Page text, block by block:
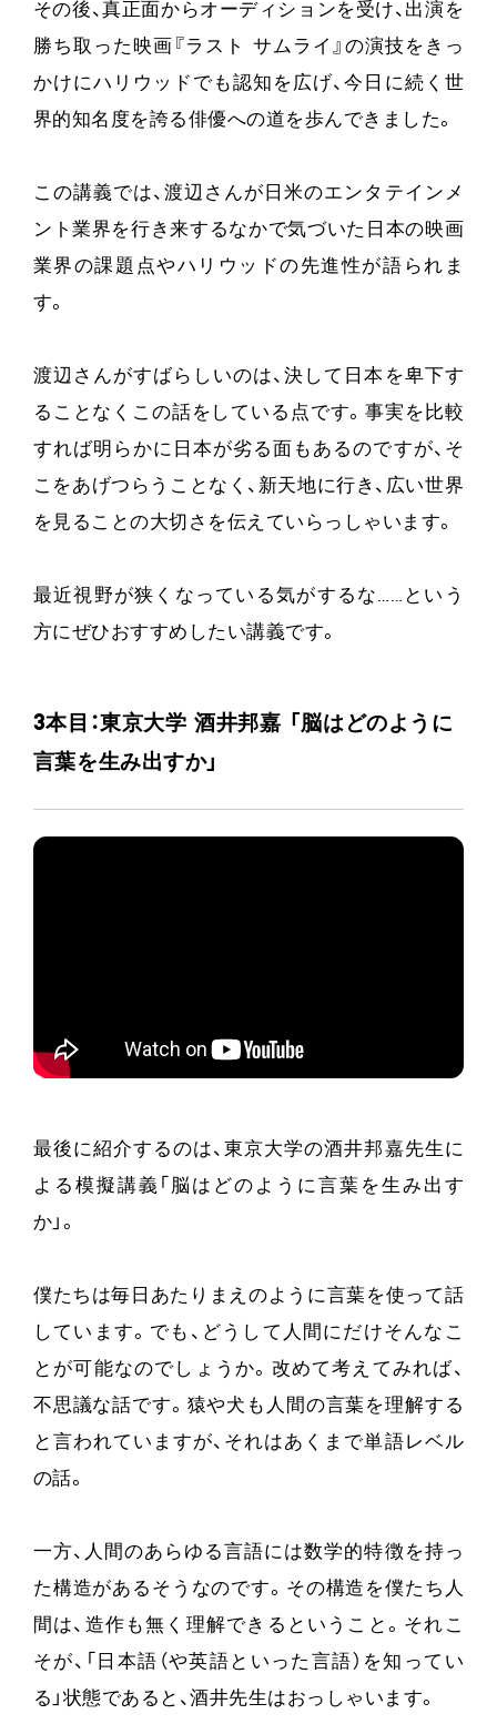
その後、真正面からオーディションを受け、出演を
勝ち取った映画『ラスト サムライ』の演技をきっ
かけにハリウッドでも認知を広げ、今日に続く世
界的知名度を誇る俳優への道を歩んできました。
この講義では、渡辺さんが日米のエンタテインメ
ント業界を行き来するなかで気づいた日本の映画
業界の課題点やハリウッドの先進性が語られま
す。
渡辺さんがすばらしいのは、決して日本を卑下す
ることなくこの話をしている点です。事実を比較
すれば明らかに日本が劣る面もあるのですが、そ
こをあげつらうことなく、新天地に行き、広い世界
を見ることの大切さを伝えていらっしゃいます。
最近視野が狭くなっている気がするな……という
方にぜひおすすめしたい講義です。
3本目：東京大学 酒井邦嘉 「脳はどのように
言葉を生み出すか」
最後に紹介するのは、東京大学の酒井邦嘉先生に
よる模擬講義「脳はどのように言葉を生み出す
か」。
僕たちは毎日あたりまえのように言葉を使って話
しています。でも、どうして人間にだけそんなこ
とが可能なのでしょうか。改めて考えてみれば、
不思議な話です。猿や犬も人間の言葉を理解する
と言われていますが、それはあくまで単語レベル
の話。
一方、人間のあらゆる言語には数学的特徴を持っ
た構造があるそうなのです。その構造を僕たち人
間は、造作も無く理解できるということ。それこ
そが、「日本語（や英語といった言語）を知ってい
る」状態であると、酒井先生はおっしゃいます。